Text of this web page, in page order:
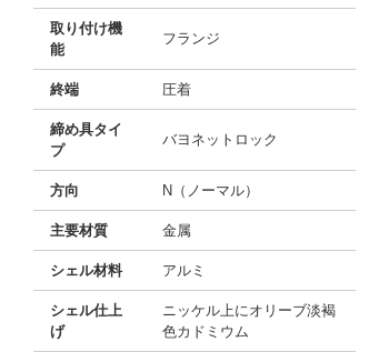
取り付け機
能
フランジ
終端 圧着
締め具タイ
プ
バヨネットロック
方向 N（ノーマル）
主要材質 金属
シェル材料 アルミ
シェル仕上
げ
ニッケル上にオリーブ淡褐
色カドミウム